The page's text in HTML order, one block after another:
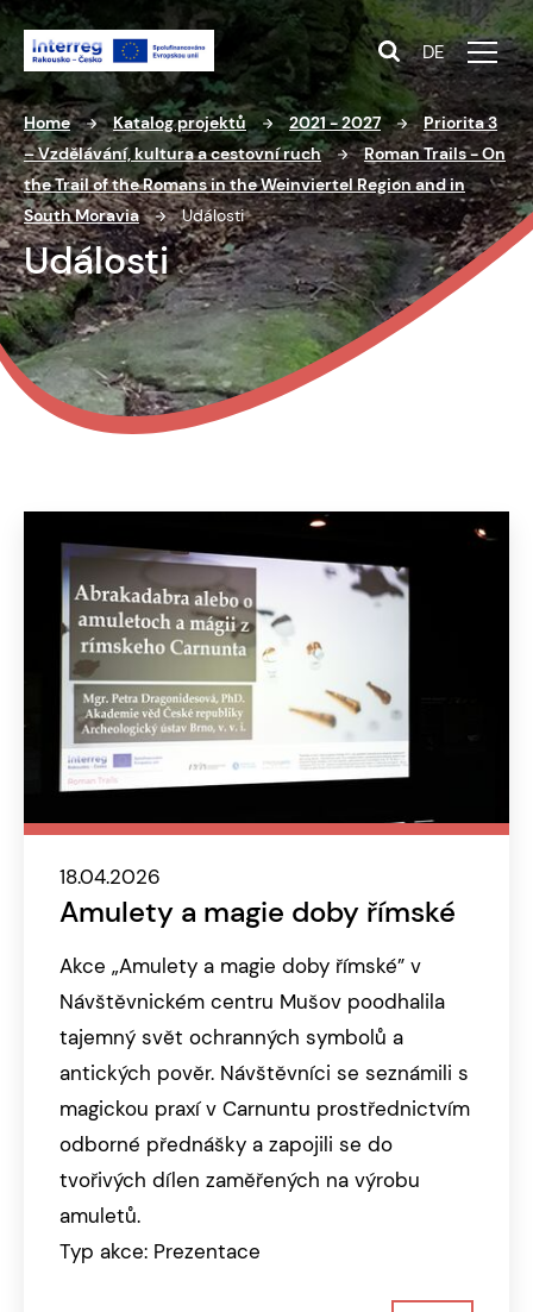
DE
Home Katalog projektů 2021 - 2027
Priorita 3
– Vzdělávání, kultura a cestovní ruch
Roman Trails - On
the Trail of the Romans in the Weinviertel Region and in
South Moravia
Události
Události
18.04.2026
Amulety a magie doby římské
Akce „Amulety a magie doby římské” v
Návštěvnickém centru Mušov poodhalila
tajemný svět ochranných symbolů a
antických pověr. Návštěvníci se seznámili s
magickou praxí v Carnuntu prostřednictvím
odborné přednášky a zapojili se do
tvořivých dílen zaměřených na výrobu
amuletů.
Typ akce: Prezentace